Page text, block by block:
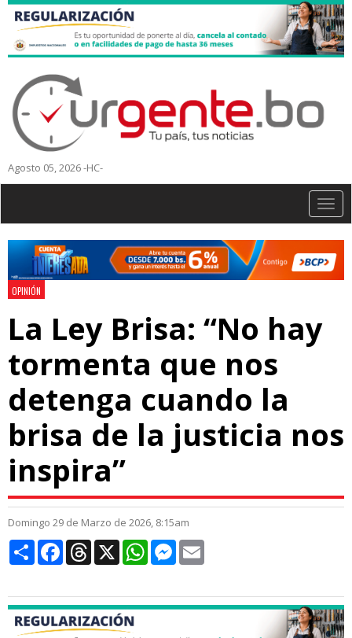
Agosto 05, 2026 -HC-
OPINIÓN
La Ley Brisa: “No hay
tormenta que nos
detenga cuando la
brisa de la justicia nos
inspira”
Domingo 29 de Marzo de 2026, 8:15am
CompartirFacebookThreads
X WhatsAppMessenger